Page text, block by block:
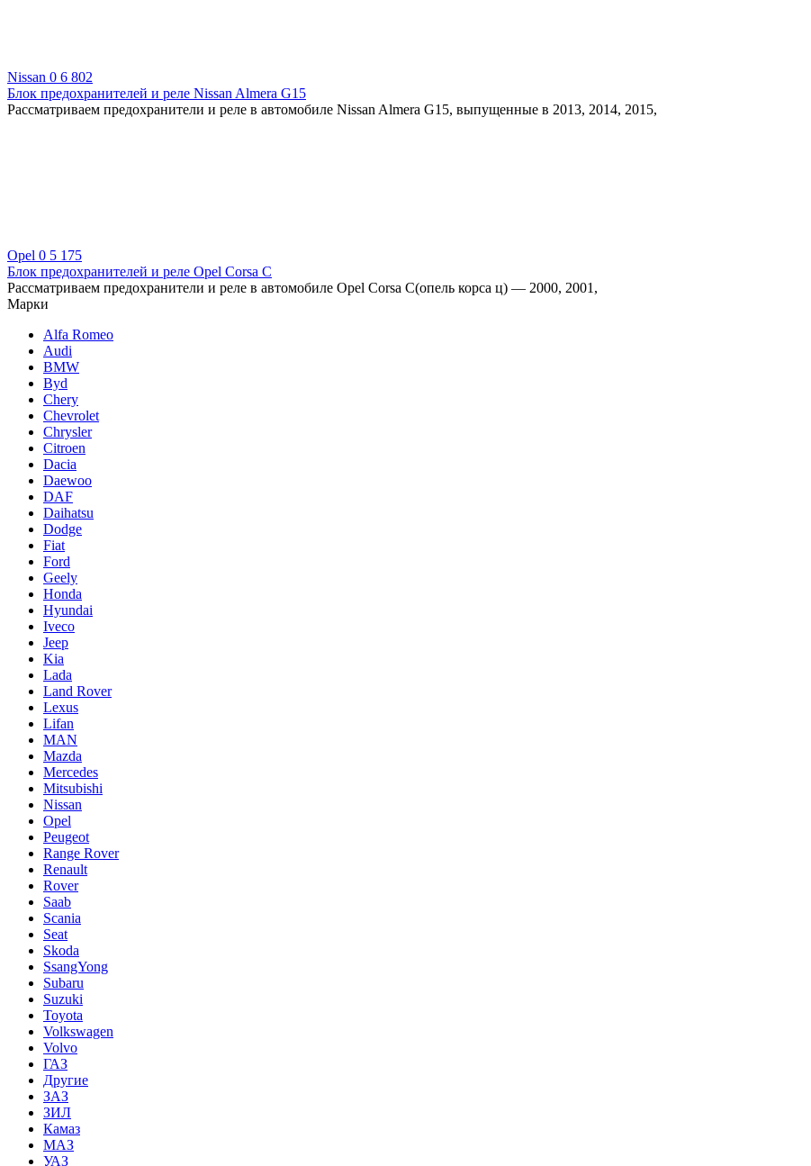
Nissan 0 6 802
Блок предохранителей и реле Nissan Almera G15
Рассматриваем предохранители и реле в автомобиле Nissan Almera G15, выпущенные в 2013, 2014, 2015,
Opel 0 5 175
Блок предохранителей и реле Opel Corsa C
Рассматриваем предохранители и реле в автомобиле Opel Corsa C(опель корса ц) — 2000, 2001,
Марки
Alfa Romeo
Audi
BMW
Byd
Chery
Chevrolet
Chrysler
Citroen
Dacia
Daewoo
DAF
Daihatsu
Dodge
Fiat
Ford
Geely
Honda
Hyundai
Iveco
Jeep
Kia
Lada
Land Rover
Lexus
Lifan
MAN
Mazda
Mercedes
Mitsubishi
Nissan
Opel
Peugeot
Range Rover
Renault
Rover
Saab
Scania
Seat
Skoda
SsangYong
Subaru
Suzuki
Toyota
Volkswagen
Volvo
ГАЗ
Другие
ЗАЗ
ЗИЛ
Камаз
МАЗ
УАЗ